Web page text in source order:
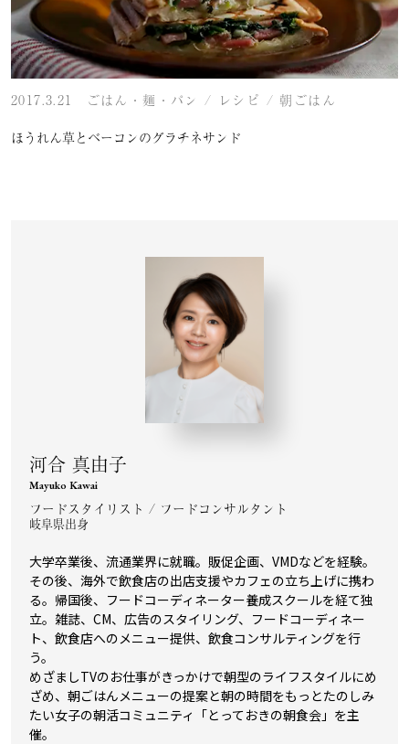
2017.3.21 ごはん・麺・パン / レシピ / 朝ごはん
ほうれん草とベーコンのグラチネサンド
河合 真由子
Mayuko Kawai
フードスタイリスト / フードコンサルタント
岐阜県出身
大学卒業後、流通業界に就職。販促企画、VMDなどを経験。
その後、海外で飲食店の出店支援やカフェの立ち上げに携わ
る。帰国後、フードコーディネーター養成スクールを経て独
立。雑誌、CM、広告のスタイリング、フードコーディネー
ト、飲食店へのメニュー提供、飲食コンサルティングを行
う。
めざましTVのお仕事がきっかけで朝型のライフスタイルにめ
ざめ、朝ごはんメニューの提案と朝の時間をもっとたのしみ
たい女子の朝活コミュニティ「とっておきの朝食会」を主
催。